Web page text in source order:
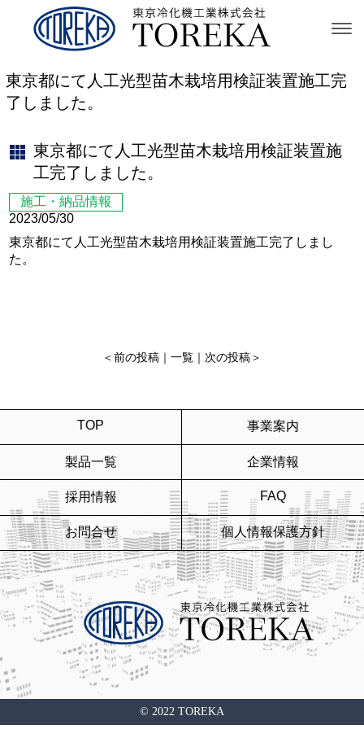
東京都にて人工光型苗木栽培用検証装置施工完
了しました。
東京都にて人工光型苗木栽培用検証装置施
工完了しました。
施工・納品情報
2023/05/30
東京都にて人工光型苗木栽培用検証装置施工完了しまし
た。
＜ 前の投稿 一覧 次の投稿 ＞
TOP 事業案内
製品一覧 企業情報
採用情報 FAQ
お問合せ 個人情報保護方針
© 2022 TOREKA